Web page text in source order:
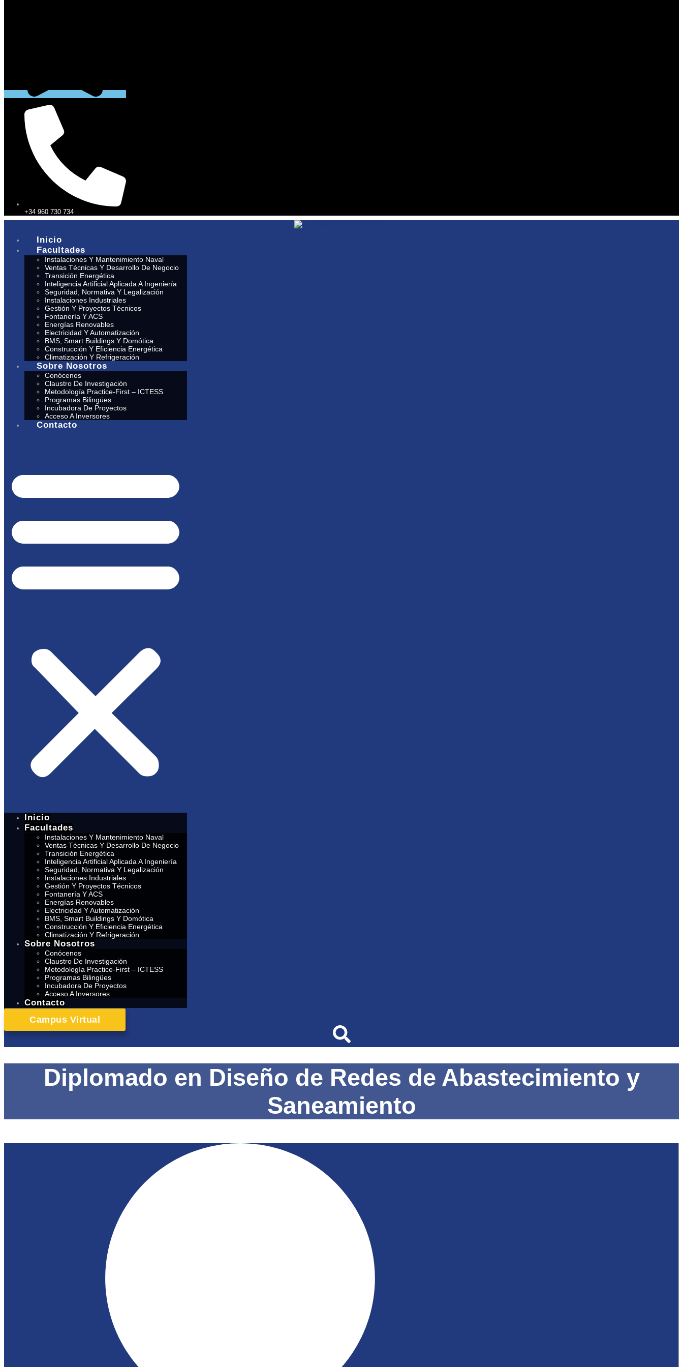
+34 960 730 734
Inicio
Facultades
Instalaciones Y Mantenimiento Naval
Ventas Técnicas Y Desarrollo De Negocio
Transición Energética
Inteligencia Artificial Aplicada A Ingeniería
Seguridad, Normativa Y Legalización
Instalaciones Industriales
Gestión Y Proyectos Técnicos
Fontanería Y ACS
Energías Renovables
Electricidad Y Automatización
BMS, Smart Buildings Y Domótica
Construcción Y Eficiencia Energética
Climatización Y Refrigeración
Sobre Nosotros
Conócenos
Claustro De Investigación
Metodología Practice-First – ICTESS
Programas Bilingües
Incubadora De Proyectos
Acceso A Inversores
Contacto
Inicio
Facultades
Instalaciones Y Mantenimiento Naval
Ventas Técnicas Y Desarrollo De Negocio
Transición Energética
Inteligencia Artificial Aplicada A Ingeniería
Seguridad, Normativa Y Legalización
Instalaciones Industriales
Gestión Y Proyectos Técnicos
Fontanería Y ACS
Energías Renovables
Electricidad Y Automatización
BMS, Smart Buildings Y Domótica
Construcción Y Eficiencia Energética
Climatización Y Refrigeración
Sobre Nosotros
Conócenos
Claustro De Investigación
Metodología Practice-First – ICTESS
Programas Bilingües
Incubadora De Proyectos
Acceso A Inversores
Contacto
Campus Virtual
Diplomado en Diseño de Redes de Abastecimiento y
Saneamiento